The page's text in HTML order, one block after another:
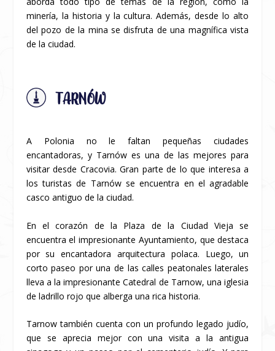
minería, la historia y la cultura. Además, desde lo alto
del pozo de la mina se disfruta de una magnífica vista
de la ciudad.
TARNÓW
A Polonia no le faltan pequeñas ciudades
encantadoras, y Tarnów es una de las mejores para
visitar desde Cracovia. Gran parte de lo que interesa a
los turistas de Tarnów se encuentra en el agradable
casco antiguo de la ciudad.
En el corazón de la Plaza de la Ciudad Vieja se
encuentra el impresionante Ayuntamiento, que destaca
por su encantadora arquitectura polaca. Luego, un
corto paseo por una de las calles peatonales laterales
lleva a la impresionante Catedral de Tarnow, una iglesia
de ladrillo rojo que alberga una rica historia.
Tarnow también cuenta con un profundo legado judío,
que se aprecia mejor con una visita a la antigua